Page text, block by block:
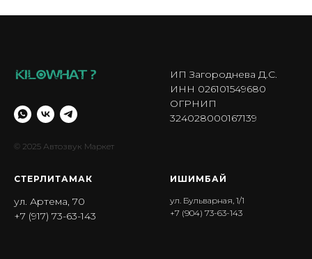
© 2025 Автозвук Маркет
ИП Загороднева Д.С.
ИНН 026101549680
ОГРНИП
324028000167139
СТЕРЛИТАМАК
ул. Артема, 70
+7 (917) 73-63-143
ИШИМБА Й
ул. Бульварная, 1/1
+7 (904) 73-63-143